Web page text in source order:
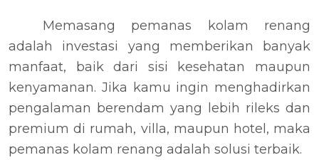
Memasang pemanas kolam renang
adalah investasi yang memberikan banyak
manfaat, baik dari sisi kesehatan maupun
kenyamanan. Jika kamu ingin menghadirkan
pengalaman berendam yang lebih rileks dan
premium di rumah, villa, maupun hotel, maka
pemanas kolam renang adalah solusi terbaik.